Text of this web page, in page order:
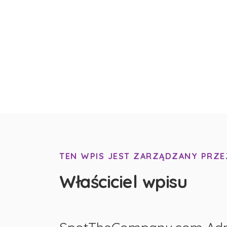
TEN WPIS JEST ZARZĄDZANY
Właściciel wpisu